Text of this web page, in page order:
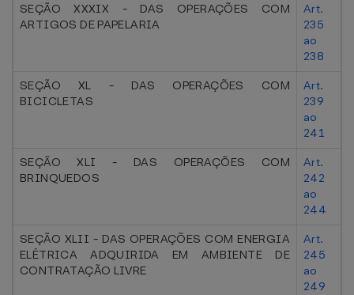
SEÇÃO XXXIX - DAS OPERAÇÕES COM
ARTIGOS DE PAPELARIA
Art.
235
ao
238
SEÇÃO XL - DAS OPERAÇÕES COM
BICICLETAS
Art.
239
ao
241
SEÇÃO XLI - DAS OPERAÇÕES COM
BRINQUEDOS
Art.
242
ao
244
SEÇÃO XLII - DAS OPERAÇÕES COM ENERGIA
ELÉTRICA ADQUIRIDA EM AMBIENTE DE
CONTRATAÇÃO LIVRE
Art.
245
ao
249